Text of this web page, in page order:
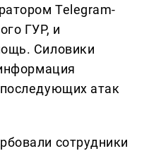
Telegram-
ГУР, и
Силовики
атак
сотрудники